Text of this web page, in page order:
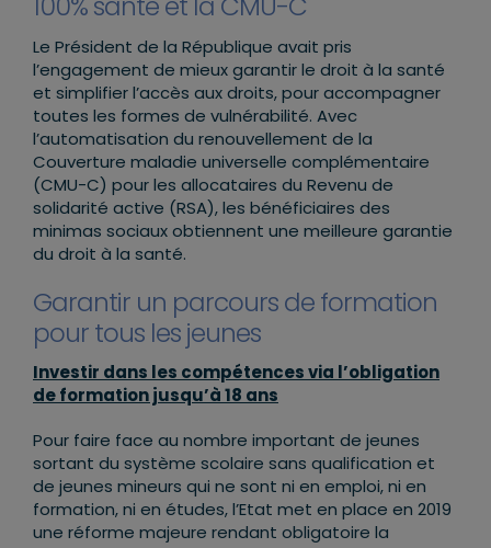
Le Président de la République avait pris
l’engagement de mieux garantir le droit à la santé
et simplifier l’accès aux droits, pour accompagner
toutes les formes de vulnérabilité. Avec
l’automatisation du renouvellement de la
Couverture maladie universelle complémentaire
(CMU-C) pour les allocataires du Revenu de
solidarité active (RSA), les bénéficiaires des
minimas sociaux obtiennent une meilleure garantie
du droit à la santé.
Garantir un parcours de formation
pour tous les jeunes
Investir dans les compétences via l’obligation
de formation jusqu’à 18 ans
Pour faire face au nombre important de jeunes
sortant du système scolaire sans qualification et
de jeunes mineurs qui ne sont ni en emploi, ni en
formation, ni en études, l’Etat met en place en 2019
une réforme majeure rendant obligatoire la